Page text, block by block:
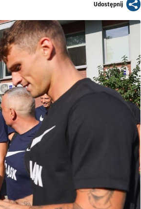
Udostępnijartykuł